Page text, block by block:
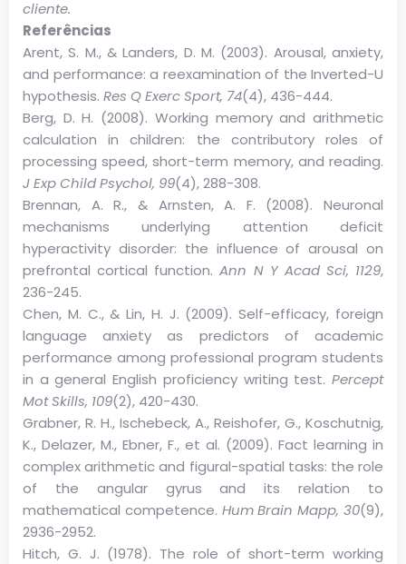
cliente.
Referências
Arent, S. M., & Landers, D. M. (2003). Arousal, anxiety,
and performance: a reexamination of the Inverted-U
hypothesis. Res Q Exerc Sport, 74(4), 436-444.
Berg, D. H. (2008). Working memory and arithmetic
calculation in children: the contributory roles of
processing speed, short-term memory, and reading.
J Exp Child Psychol, 99(4), 288-308.
Brennan, A. R., & Arnsten, A. F. (2008). Neuronal
mechanisms underlying attention deficit
hyperactivity disorder: the influence of arousal on
prefrontal cortical function.Ann N Y Acad Sci, 1129,
236-245.
Chen, M. C., & Lin, H. J. (2009). Self-efficacy, foreign
language anxiety as predictors of academic
performance among professional program students
in a general English proficiency writing test. Percept
Mot Skills, 109(2), 420-430.
Grabner, R. H., Ischebeck, A., Reishofer, G., Koschutnig,
K., Delazer, M., Ebner, F., et al. (2009). Fact learning in
complex arithmetic and figural-spatial tasks: the role
of the angular gyrus and its relation to
mathematical competence. Hum Brain Mapp, 30(9),
2936-2952.
Hitch, G. J. (1978). The role of short-term working